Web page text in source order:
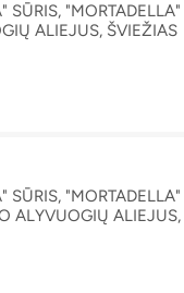
"MORTADELLA"
ALIEJUS, ŠVIEŽIAS
"MORTADELLA"
ALYVUOGIŲ